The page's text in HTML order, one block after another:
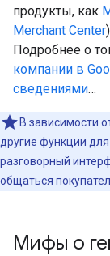
продукты, как
Merchant Center
Подробнее о
компании в
сведениями…
В зависимости
другие функции
разговорный
общаться
Мифы о